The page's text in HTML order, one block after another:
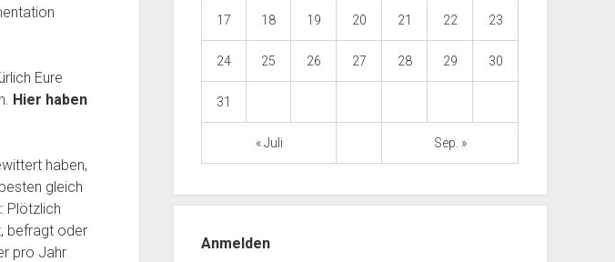
Eure
Hier haben
haben,
gleich
: Plötzlich
befragt oder
pro Jahr
17 18 19 20 21 22 23
24 25 26 27 28 29 30
31
« Juli Sep. »
Anmelden